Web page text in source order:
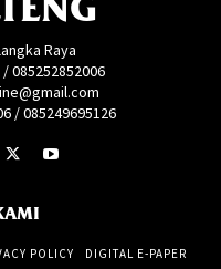
Raya
085252852006
/ 085249695126
POLICY DIGITAL E-PAPER